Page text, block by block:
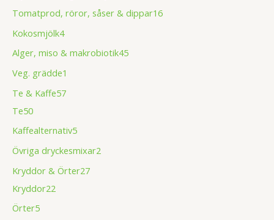
Tomatprod, röror, såser & dippar16
Kokosmjölk4
Alger, miso & makrobiotik45
Veg. grädde1
Te & Kaffe57
Te50
Kaffealternativ5
Övriga dryckesmixar2
Kryddor & Örter27
Kryddor22
Örter5